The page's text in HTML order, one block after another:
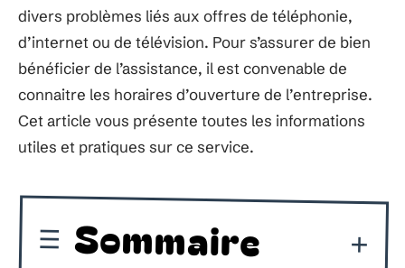
divers problèmes liés aux offres de téléphonie,
d’internet ou de télévision. Pour s’assurer de bien
bénéficier de l’assistance, il est convenable de
connaitre les horaires d’ouverture de l’entreprise.
Cet article vous présente toutes les informations
utiles et pratiques sur ce service.
Sommaire